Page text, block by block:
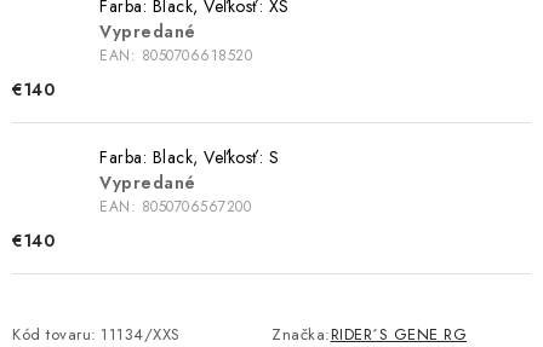
Farba: Black, Veľkosť: XS
Vypredané
EAN: 8050706618520
€140
Farba: Black, Veľkosť: S
Vypredané
EAN: 8050706567200
€140
Kód tovaru: 11134/XXS Značka:RIDER´S GENE RG